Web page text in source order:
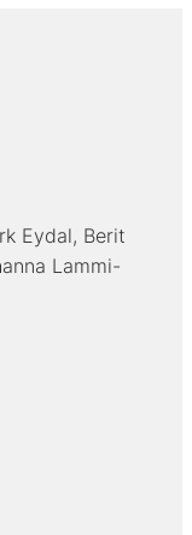
Eydal Berit
Lammi-